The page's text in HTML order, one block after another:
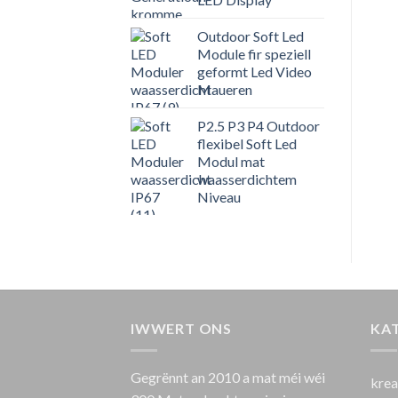
Outdoor Soft Led
Module fir speziell
geformt Led Video
Maueren
P2.5 P3 P4 Outdoor
flexibel Soft Led
Modul mat
waasserdichtem
Niveau
IWWERT ONS
Gegrënnt an 2010 a mat méi wéi